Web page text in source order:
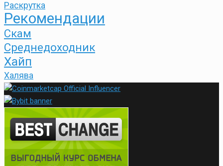
Раскрутка
Рекомендации
Скам
Среднедоходник
Хайп
Халява